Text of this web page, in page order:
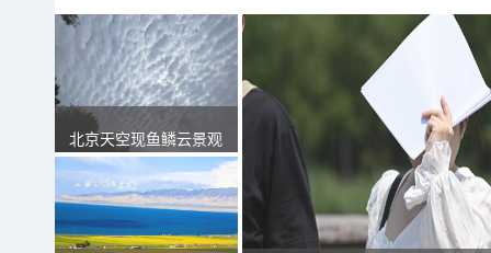
北京天空现鱼鳞云景观